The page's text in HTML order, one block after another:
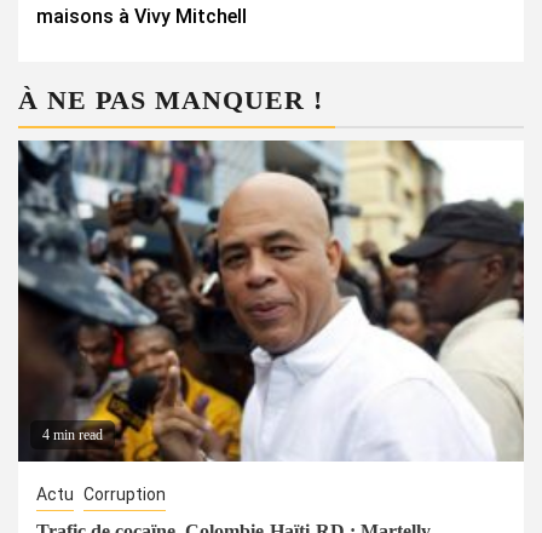
maisons à Vivy Mitchell
À NE PAS MANQUER !
4 min read
Actu Corruption